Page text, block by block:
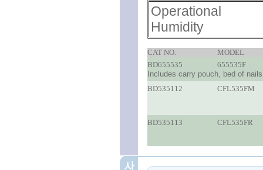
Operational
Humidity
CAT NO.
MODEL
BD655535
655535F
Includes carry pouch, bed of
BD535112
CFL535FM
BD535113 CFL535FR